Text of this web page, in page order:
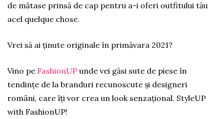
de mătase prinsă de cap pentru a-i oferi outfitului tău
acel quelque chose.
Vrei să ai ținute originale în primăvara 2021?
Vino pe FashionUP unde vei găsi sute de piese în
tendințe de la branduri recunoscute și designeri
români, care îți vor crea un look senzațional. StyleUP
with FashionUP!